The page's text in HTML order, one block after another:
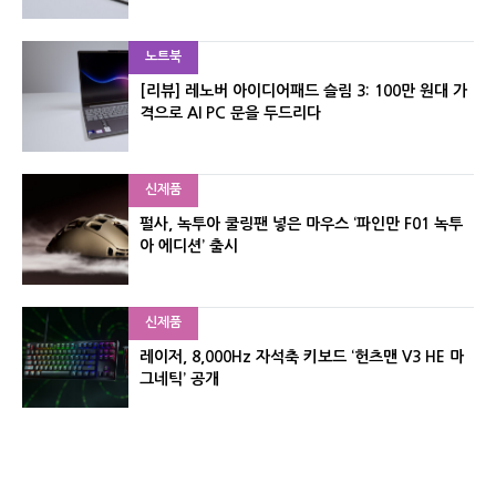
노트북
[리뷰] 레노버 아이디어패드 슬림 3: 100만 원대 가
격으로 AI PC 문을 두드리다
신제품
펄사, 녹투아 쿨링팬 넣은 마우스 ‘파인만 F01 녹투
아 에디션’ 출시
신제품
레이저, 8,000Hz 자석축 키보드 ‘헌츠맨 V3 HE 마
그네틱’ 공개